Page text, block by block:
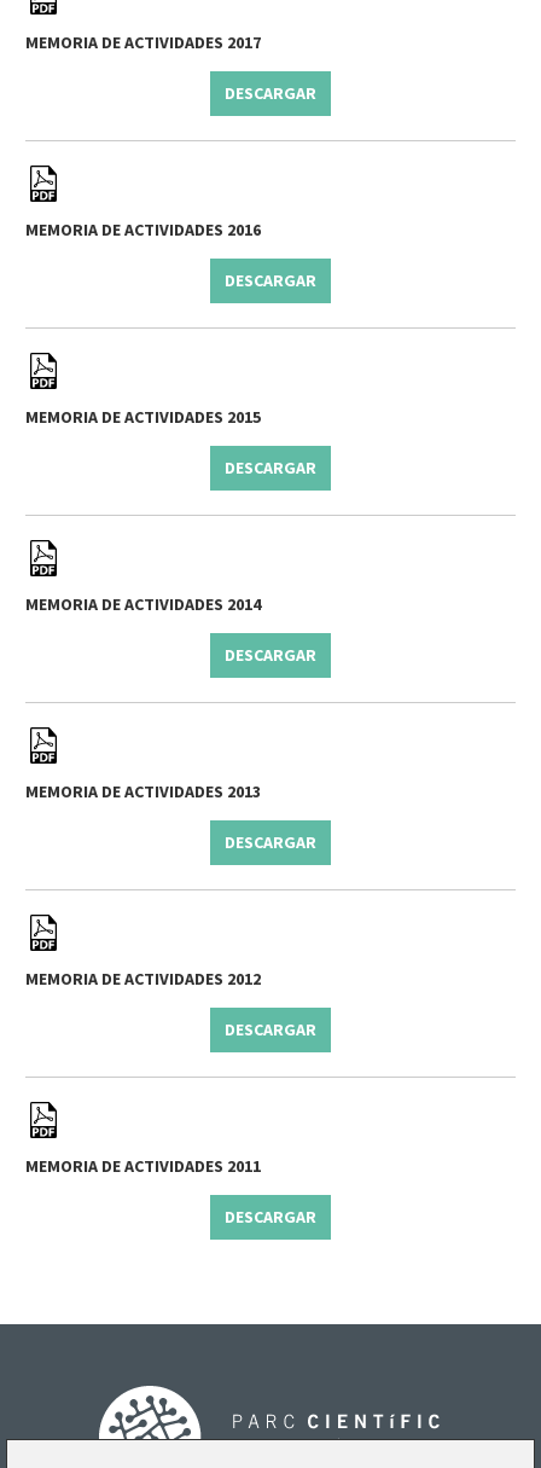
MEMORIA DE ACTIVIDADES 2017
DESCARGAR
MEMORIA DE ACTIVIDADES 2016
DESCARGAR
MEMORIA DE ACTIVIDADES 2015
DESCARGAR
MEMORIA DE ACTIVIDADES 2014
DESCARGAR
MEMORIA DE ACTIVIDADES 2013
DESCARGAR
MEMORIA DE ACTIVIDADES 2012
DESCARGAR
MEMORIA DE ACTIVIDADES 2011
DESCARGAR